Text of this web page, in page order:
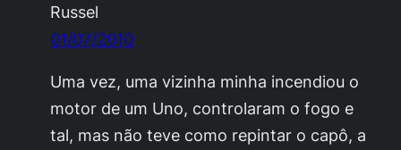
Russel
01/07/2010
Uma vez, uma vizinha minha incendiou o
motor de um Uno, controlaram o fogo e
tal, mas não teve como repintar o capô, a